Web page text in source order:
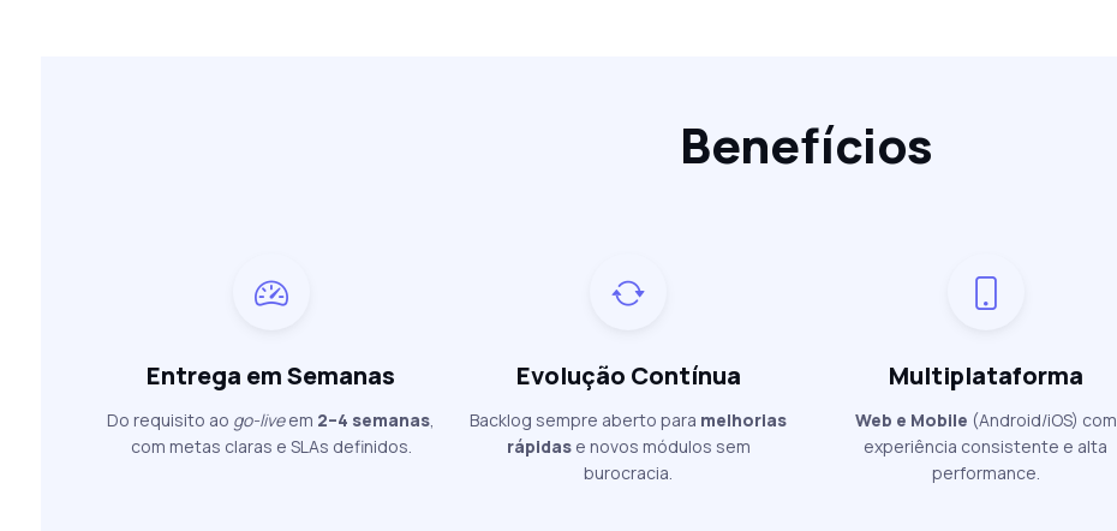
Benefícios
Entrega em Semanas
Do requisito ao go-liveem 2–4 semanas,
com metas claras e SLAs definidos.
Evolução Contínua
Backlog sempre aberto para melhorias
rápidase novos módulos sem
burocracia.
Multiplataforma
Web e Mobile (Android/iOS) com
experiência consistente e alta
performance.